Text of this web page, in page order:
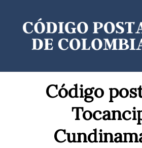
contenido
Código